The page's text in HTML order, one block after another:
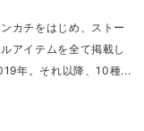
カチをはじめ、ストー
アイテムを全て掲載し
年。それ以降、10種...